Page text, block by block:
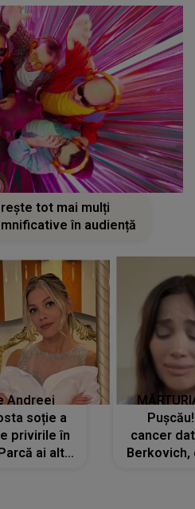
tot mai mulți
în audiență
Andreei
soție a
privirile în
ai altă
cancer
Berkovich,